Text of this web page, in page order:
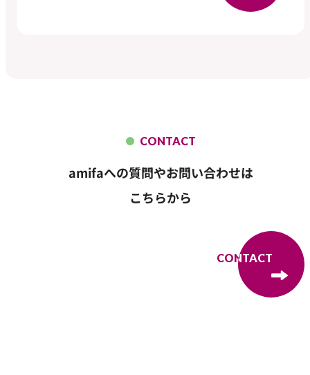
CONTACT
amifaへの質問やお問い合わせは
こちらから
CONTACT
CONTACT